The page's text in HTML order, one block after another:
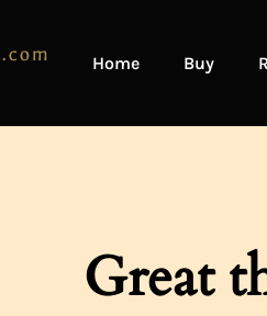
Home Buy
Great